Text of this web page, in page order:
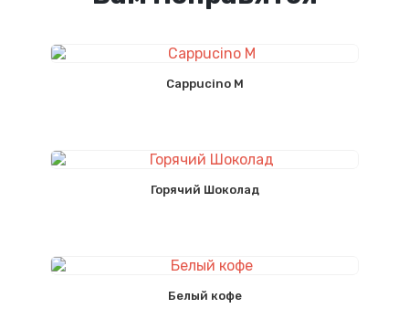
Cappucino M
Горячий Шоколад
Белый кофе